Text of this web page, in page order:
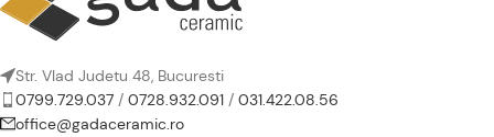
Str. Vlad Judetu 48, Bucuresti
0799.729.037 / 0728.932.091 / 031.422.08.56
office@gadaceramic.ro